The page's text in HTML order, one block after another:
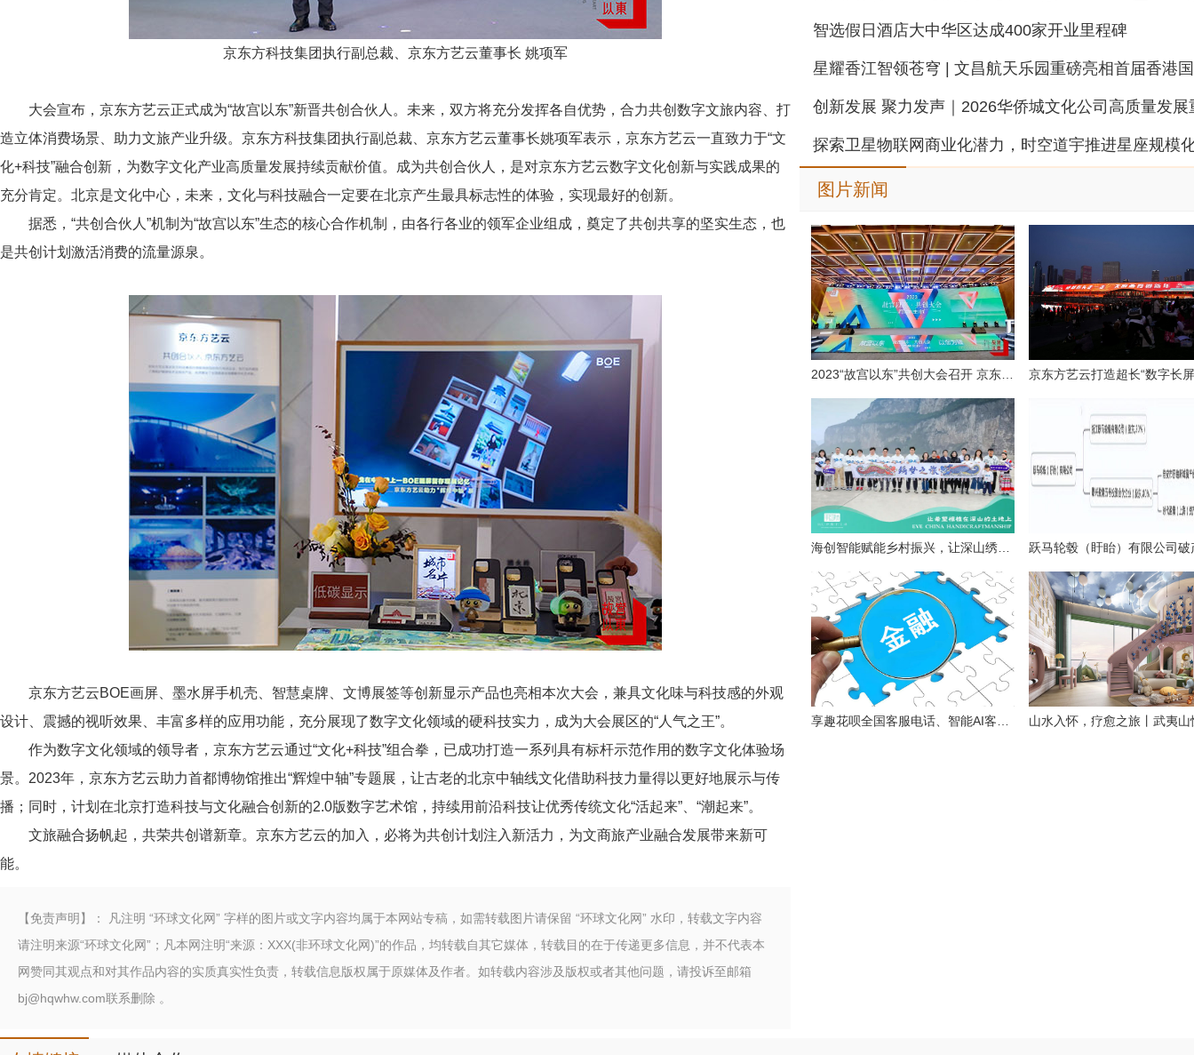
京东方科技集团执行副总裁、京东方艺云董事长 姚项军
大会宣布，京东方艺云正式成为“故宫以东”新晋共创合伙人。未来，双方将充分发挥各自优势，合力共创数字文旅内容、打
造立体消费场景、助力文旅产业升级。京东方科技集团执行副总裁、京东方艺云董事长姚项军表示，京东方艺云一直致力于“文
化+科技”融合创新，为数字文化产业高质量发展持续贡献价值。成为共创合伙人，是对京东方艺云数字文化创新与实践成果的
充分肯定。北京是文化中心，未来，文化与科技融合一定要在北京产生最具标志性的体验，实现最好的创新。
据悉，“共创合伙人”机制为“故宫以东”生态的核心合作机制，由各行各业的领军企业组成，奠定了共创共享的坚实生态，也
是共创计划激活消费的流量源泉。
京东方艺云BOE画屏、墨水屏手机壳、智慧桌牌、文博展签等创新显示产品也亮相本次大会，兼具文化味与科技感的外观
设计、震撼的视听效果、丰富多样的应用功能，充分展现了数字文化领域的硬科技实力，成为大会展区的“人气之王”。
作为数字文化领域的领导者，京东方艺云通过“文化+科技”组合拳，已成功打造一系列具有标杆示范作用的数字文化体验场
景。2023年，京东方艺云助力首都博物馆推出“辉煌中轴”专题展，让古老的北京中轴线文化借助科技力量得以更好地展示与传
播；同时，计划在北京打造科技与文化融合创新的2.0版数字艺术馆，持续用前沿科技让优秀传统文化“活起来”、“潮起来”。
文旅融合扬帆起，共荣共创谱新章。京东方艺云的加入，必将为共创计划注入新活力，为文商旅产业融合发展带来新可
能。
【免责声明】： 凡注明 “环球文化网” 字样的图片或文字内容均属于本网站专稿，如需转载图片请保留 “环球文化网” 水印，转载文字内容
请注明来源“环球文化网”；凡本网注明“来源：XXX(非环球文化网)”的作品，均转载自其它媒体，转载目的在于传递更多信息，并不代表本
网赞同其观点和对其作品内容的实质真实性负责，转载信息版权属于原媒体及作者。如转载内容涉及版权或者其他问题，请投诉至邮箱
bj@hqwhw.com联系删除 。
智选假日酒店大中华区达成400家开业里程碑
图片新闻